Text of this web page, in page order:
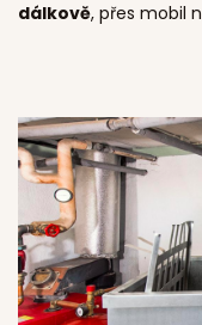
dálkově, přes mobil